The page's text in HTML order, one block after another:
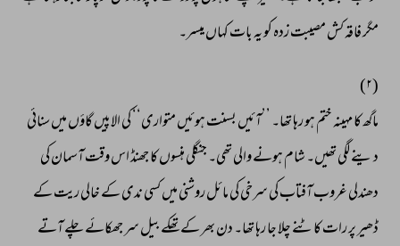
مگر فاقہ کش مصیبت زدہ کو یہ بات کہاں میسر۔
(۲)
ماگھ کا مہینہ ختم ہو رہا تھا۔ ’’آئیں بسنت ہوئیں متواری‘‘ کی الاپیں گاؤں میں سنائی
د ینے لگی تھیں۔ شام ہونے والی تھی۔ جنگلی ہنسوں کا جھنڈ اس وقت آسمان کی
دھندلی غروب آفتاب کی سرخی کی مائل روشنی میں کسی ندی کے خالی ریت کے
ڈھیر پر رات کاٹنے چلا جا رہا تھا۔ دن بھر کے تھکے بیل سر جھکائے چلے آتے